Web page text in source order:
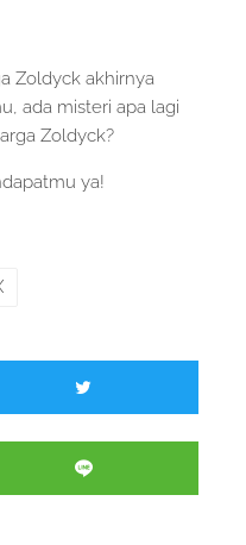
Zoldyck akhirnya
ada misteri apa lagi
Zoldyck?
ya!